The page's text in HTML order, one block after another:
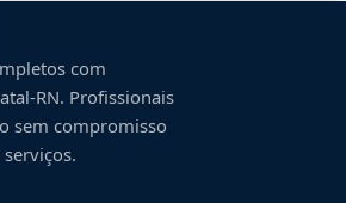
com
-RN. Profissionais
sem compromisso